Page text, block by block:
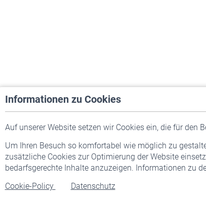
Informationen zu Cookies
Auf unserer Website setzen wir Cookies ein, die für den
Um Ihren Besuch so komfortabel wie möglich zu
zusätzliche Cookies zur Optimierung der Website
bedarfsgerechte Inhalte anzuzeigen. Informationen zu
Cookie-Policy
Datenschutz